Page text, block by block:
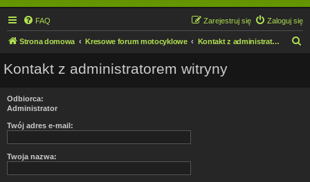
FAQ Zaloguj się
Zarejestruj się
Strona domowa Kresowe forum motocyklowe Kontakt z administratorem witryny
Kontakt z administratorem witryny
Odbiorca:
Administrator
Twój adres e-mail:
Twoja nazwa: